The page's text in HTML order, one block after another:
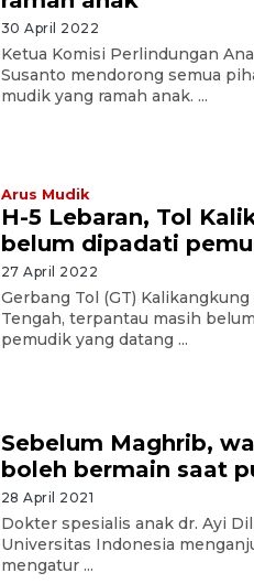
30 April 2022
Ketua Komisi Perlindungan
Susanto mendorong semua
mudik yang ramah anak. ...
Arus Mudik
H-5 Lebaran, Tol
belum dipadati
27 April 2022
Gerbang Tol (GT) Kalikangkung
Tengah, terpantau masih
pemudik yang datang ...
Sebelum Maghrib,
boleh bermain saat
28 April 2021
Dokter spesialis anak dr. Ayi
Universitas Indonesia
mengatur ...
Lebaran
silaturahim